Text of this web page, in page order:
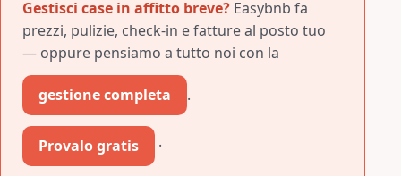
Gestisci case in affitto breve? Easybnb fa
prezzi, pulizie, check-in e fatture al posto tuo
— oppure pensiamo a tutto noi con la
gestione completa .
Provalo gratis ·